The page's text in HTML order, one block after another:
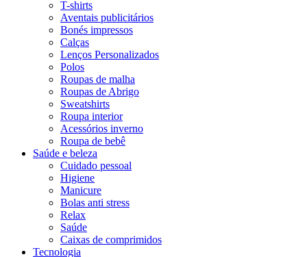
T-shirts
Aventais publicitários
Bonés impressos
Calças
Lenços Personalizados
Polos
Roupas de malha
Roupas de Abrigo
Sweatshirts
Roupa interior
Acessórios inverno
Roupa de bebê
Saúde e beleza
Cuidado pessoal
Higiene
Manicure
Bolas anti stress
Relax
Saúde
Caixas de comprimidos
Tecnologia